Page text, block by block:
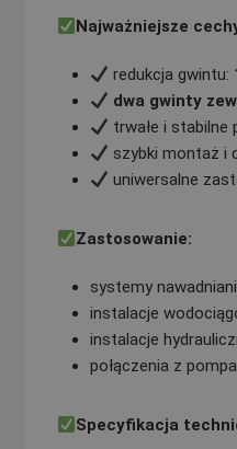
Najważniejsze
redukcja gwintu:
dwa gwinty
trwałe i stabilne
szybki montaż i
uniwersalne
Zastosowanie:
systemy
instalacje
instalacje
połączenia z
Specyfikacja